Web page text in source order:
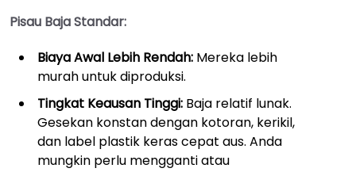
Pisau Baja Standar:
Biaya Awal Lebih Rendah: Mereka lebih
murah untuk diproduksi.
Tingkat Keausan Tinggi: Baja relatif lunak.
Gesekan konstan dengan kotoran, kerikil,
dan label plastik keras cepat aus. Anda
mungkin perlu mengganti atau